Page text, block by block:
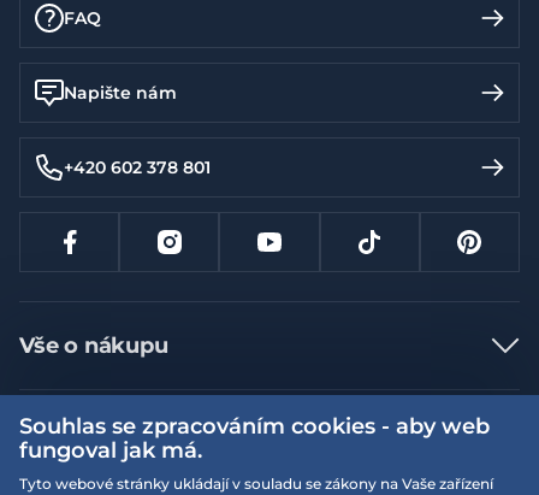
FAQ
Napište nám
+420 602 378 801
Vše o nákupu
Jak nakupovat
Nejčastější dotazy
Doprava a platba
Více informací
Obchodní podmínky
Souhlas se zpracováním cookies - aby web
fungoval jak má.
Tyto webové stránky ukládají v souladu se zákony na Vaše zařízení